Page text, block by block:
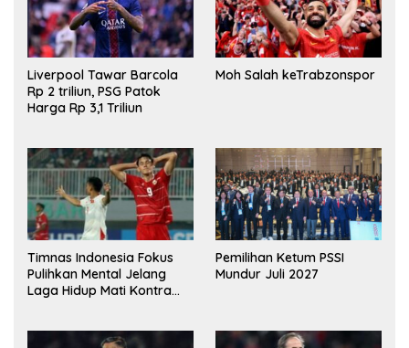
Liverpool Tawar Barcola
Rp 2 triliun, PSG Patok
Harga Rp 3,1 Triliun
Moh Salah keTrabzonspor
Timnas Indonesia Fokus
Pulihkan Mental Jelang
Laga Hidup Mati Kontra
Pemilihan Ketum PSSI
Mundur Juli 2027